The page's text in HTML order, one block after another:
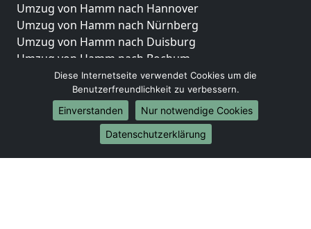
Umzug von Hamm nach Hannover
Umzug von Hamm nach Nürnberg
Umzug von Hamm nach Duisburg
Umzug von Hamm nach Bochum
Umzug von Hamm nach Wuppertal
Umzug von Hamm nach Bielefeld
Umzug von Hamm nach Bonn
Umzug von Hamm nach Münster
Diese Internetseite verwendet Cookies um die
Benutzerfreundlichkeit zu verbessern.
Einverstanden
Nur notwendige Cookies
Datenschutzerklärung